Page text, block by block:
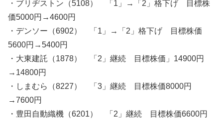
・ブリヂストン（5108） 「1」→「2」格下げ 目標株
価5000円→4600円
・デンソー（6902） 「1」→「2」格下げ 目標株価
5600円→5400円
・大東建託（1878） 「2」継続 目標株価」14900円
→14800円
・しまむら（8227） 「3」継続 目標株価8000円
→7600円
・豊田自動織機（6201） 「2」継続 目標株価6600円